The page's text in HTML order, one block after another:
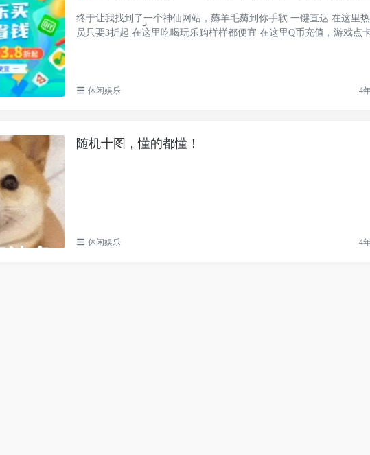
终于让我找到了一个神仙网站，薅羊毛薅到你手软 一键直达 在这里
员只要3折起 在这里吃喝玩乐购样样都便宜 在这里Q币充值，游戏点
休闲娱乐 4
随机十图，懂的都懂！
休闲娱乐 4